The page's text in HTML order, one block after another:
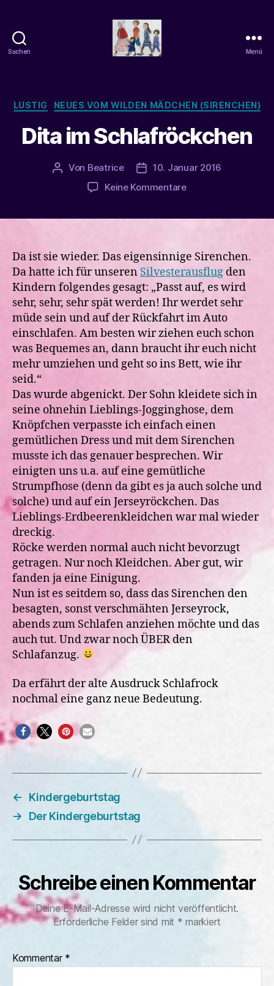
Suchen Menü
Kategorien
LUSTIG NEUES VOM WILDEN MÄDCHEN (SIRENCHEN)
Dita im Schlafröckchen
Beitragsautor
Von Beatrice Veröffentlichungsdatum
10. Januar 2016
Keine Kommentarezu
Da ist sie wieder. Das eigensinnige Sirenchen.
Da hatte ich für unseren Silvesterausflug den
Kindern folgendes gesagt: „Passt auf, es wird
sehr, sehr, sehr spät werden! Ihr werdet sehr
müde sein und auf der Rückfahrt im Auto
einschlafen. Am besten wir ziehen euch schon
was Bequemes an, dann braucht ihr euch nicht
mehr umziehen und geht so ins Bett, wie ihr
seid.“
Das wurde abgenickt. Der Sohn kleidete sich in
seine ohnehin Lieblings-Jogginghose, dem
Knöpfchen verpasste ich einfach einen
gemütlichen Dress und mit dem Sirenchen
musste ich das genauer besprechen. Wir
einigten uns u.a. auf eine gemütliche
Strumpfhose (denn da gibt es ja auch solche und
solche) und auf ein Jerseyröckchen. Das
Lieblings-Erdbeerenkleidchen war mal wieder
dreckig.
Röcke werden normal auch nicht bevorzugt
getragen. Nur noch Kleidchen. Aber gut, wir
fanden ja eine Einigung.
Nun ist es seitdem so, dass das Sirenchen den
besagten, sonst verschmähten Jerseyrock,
abends zum Schlafen anziehen möchte und das
auch tut. Und zwar noch ÜBER den
Schlafanzug.
Da erfährt der alte Ausdruck Schlafrock
nochmal eine ganz neue Bedeutung.
←
Kindergeburtstag
→
Der Kindergeburtstag
Schreibe einen Kommentar
Deine E-Mail-Adresse wird nicht veröffentlicht.
Erforderliche Felder sind mit * markiert
Kommentar *